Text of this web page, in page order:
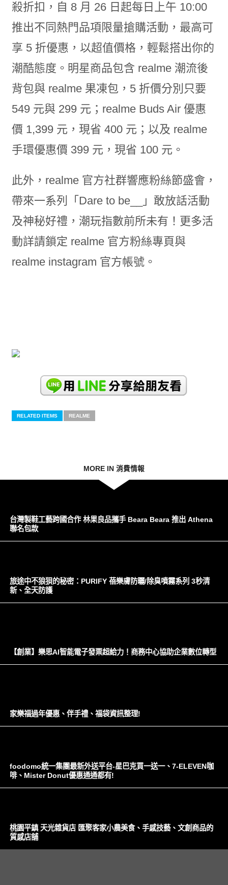
殺折扣，自 8 月 26 日起每日上午 10:00
推出不同熱門品項限量搶購活動，最高可
享 5 折優惠，以超值價格，輕鬆搭出你的
潮酷態度。明星商品包含 realme 潮流後
背包與 realme 果凍包，5 折價分別只要
549 元與 299 元；realme Buds Air 優惠
價 1,399 元，現省 400 元；以及 realme
手環優惠價 399 元，現省 100 元。
此外，realme 官方社群響應粉絲節盛會，
帶來一系列「Dare to be__」敢放話活動
及神秘好禮，潮玩指數前所未有！更多活
動詳請鎖定 realme 官方粉絲專頁與
realme instagram 官方帳號。
RELATED ITEMS REALME
MORE IN 消費情報
台灣製鞋工藝跨國合作 林果良品攜手 Beara Beara 推出 Athena
聯名包款
旅途中不狼狽的秘密：PURIFY 蓓樂膚防曬/除臭噴霧系列 3秒清
新、全天防護
【創業】樂思AI智能電子發票超給力！商務中心協助企業數位轉型
家樂福過年優惠、伴手禮、福袋資訊整理!
foodomo統一集團最新外送平台-星巴克買一送一、7-ELEVEN咖
啡、Mister Donut優惠通通都有!
桃園平鎮 天光雜貨店 匯聚客家小農美食、手感技藝、文創商品的
質感店舖